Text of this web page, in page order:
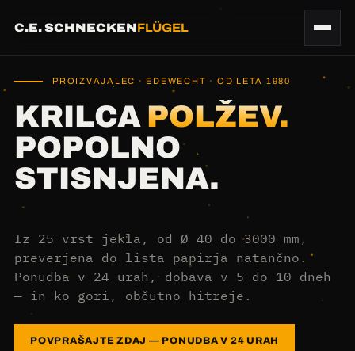
C.E. SCHNECKENFLÜGEL
PROIZVAJALEC · EDEWECHT · OD LETA 1980
KRILCA POLŽEV.
POPOLNO
STISNJENA.
Iz 25 vrst jekla, od Ø 40 do 3000 mm,
preverjena do lista papirja natančno.
Ponudba v 24 urah, dobava v 5 do 10 dneh
— in ko gori, občutno hitreje.
POVPRAŠAJTE ZDAJ — PONUDBA V 24 URAH